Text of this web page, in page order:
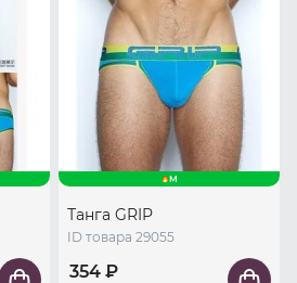
M
Танга GRIP
ID товара 29055
354 ₽